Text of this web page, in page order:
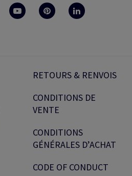
RETOURS & RENVOIS
CONDITIONS DE
VENTE
CONDITIONS
GÉNÉRALES D’ACHAT
CODE OF CONDUCT